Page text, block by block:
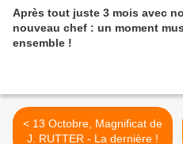
Après tout juste 3 mois avec
nouveau chef : un moment musical
ensemble !
< 13 Octobre, Magnificat de
J. RUTTER - La dernière !